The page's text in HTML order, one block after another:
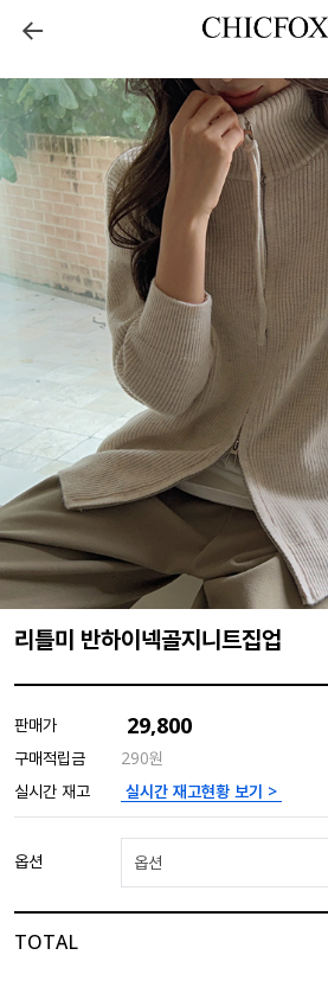
리틀미 반하이넥골지니트집업
판매가 29,800
구매적립금
290원
실시간 재고
실시간 재고현황 보기 >
옵션 옵션
TOTAL